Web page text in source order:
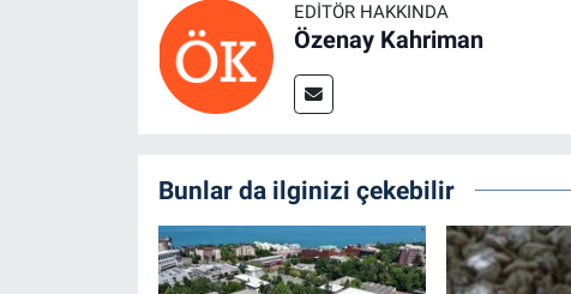
EDITÖR HAKKINDA
Özenay Kahriman
Bunlar da ilginizi çekebilir